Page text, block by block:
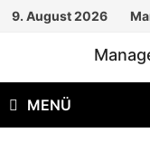
Zum
9. August 2026
MENÜ